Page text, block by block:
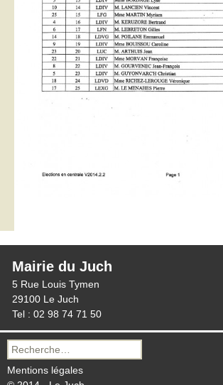
Mairie du Juch
5 Rue Louis Tymen
29100 Le Juch
Tel : 02 98 74 71 50
Recherche
pour :
Mentions légales